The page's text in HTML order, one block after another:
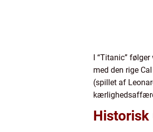
I “Titanic”
med den rige
(spillet af